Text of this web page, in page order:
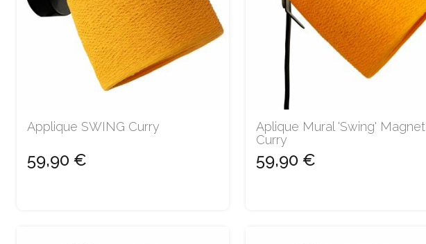
Applique SWING Curry
59,90 €
Aplique Mural 'Swing' Magnet
Curry
59,90 €